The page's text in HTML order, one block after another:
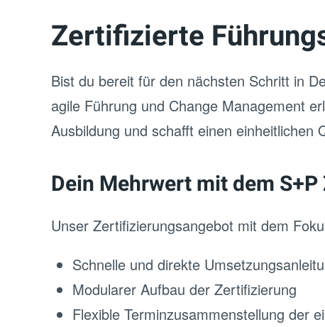
Zertifizierte
Bist du bereit für den nächsten Schritt in
agile Führung und Change Management
Ausbildung und schafft einen einheitlichen
Dein Mehrwert mit dem
Unser Zertifizierungsangebot mit dem
Schnelle und direkte
Modularer Aufbau der Zertifizierung
Flexible Terminzusammenstellung der